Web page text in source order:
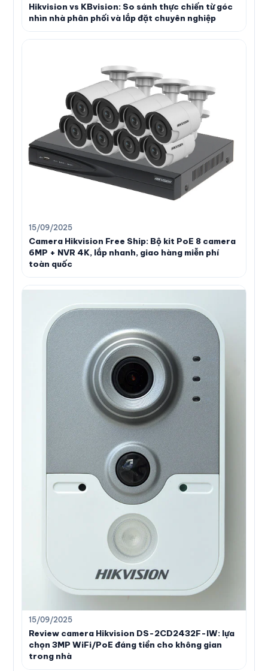
Hikvision vs KBvision: So sánh thực chiến từ góc
nhìn nhà phân phối và lắp đặt chuyên nghiệp
15/09/2025
Camera Hikvision Free Ship: Bộ kit PoE 8 camera
6MP + NVR 4K, lắp nhanh, giao hàng miễn phí
toàn quốc
15/09/2025
Review camera Hikvision DS-2CD2432F-IW: lựa
chọn 3MP WiFi/PoE đáng tiền cho không gian
trong nhà